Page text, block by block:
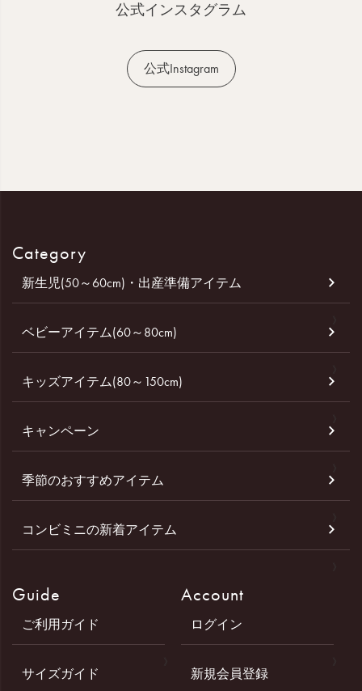
公式インスタグラム
公式Instagram
Category
新生児(50～60cm)・出産準備アイテム
ベビーアイテム(60～80cm)
キッズアイテム(80～150cm)
キャンペーン
季節のおすすめアイテム
コンビミニの新着アイテム
Guide
ご利用ガイド
サイズガイド
Account
ログイン
新規会員登録